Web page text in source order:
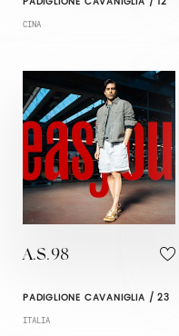
CINA
A.S.98
PADIGLIONE CAVANIGLIA / 23
ITALIA